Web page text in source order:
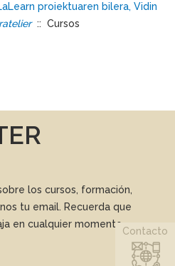
proiektuaren bilera, Vidin
:: Cursos
los cursos, formación,
tu email. Recuerda que
en cualquier momento.
Contacto